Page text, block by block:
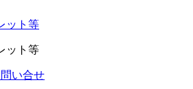
ット等
ット等
い合せ